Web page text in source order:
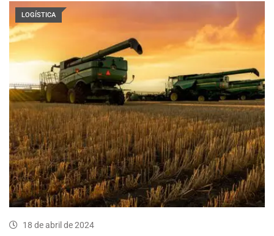
LOGÍSTICA
18 de abril de 2024